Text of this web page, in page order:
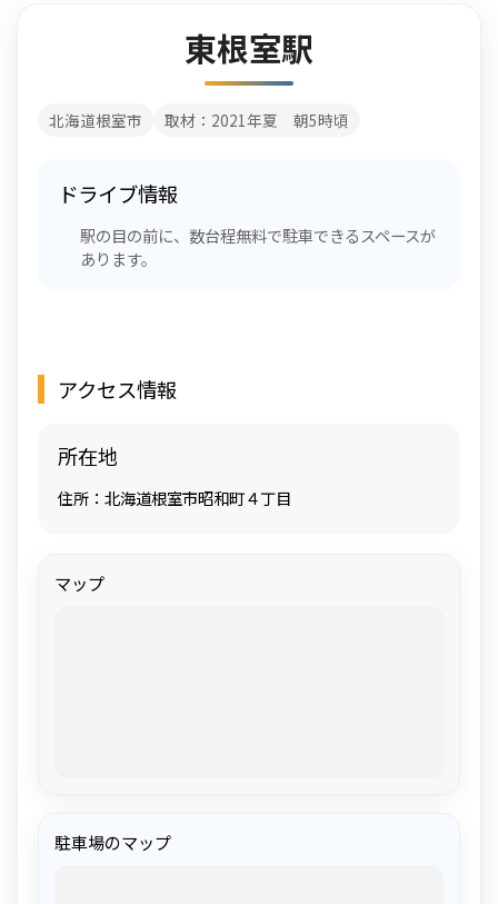
東根室駅
北海道根室市 取材：2021年夏 朝5時頃
ドライブ情報
駅の目の前に、数台程無料で駐車できるスペースが
あります。
アクセス情報
所在地
住所：北海道根室市昭和町４丁目
マップ
駐車場のマップ